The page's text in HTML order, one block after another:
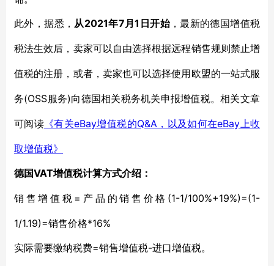
此外，据悉， 从2021年7月1日开始，最新的德国增值税
税法生效后，卖家可以自由选择根据远程销售规则禁止增
值税的注册，或者，卖家也可以选择使用欧盟的一站式服
务(OSS服务)向德国相关税务机关申报增值税。相关文章
可阅读 《有关eBay增值税的Q&A，以及如何在eBay上收
取增值税》
德国VAT增值税计算方式介绍：
销售增值税 =产品的销售价格(1-1/100%+19%)=(1-
1/1.19)=销售价格*16%
实际需要缴纳税费=销售增值税-进口增值税。